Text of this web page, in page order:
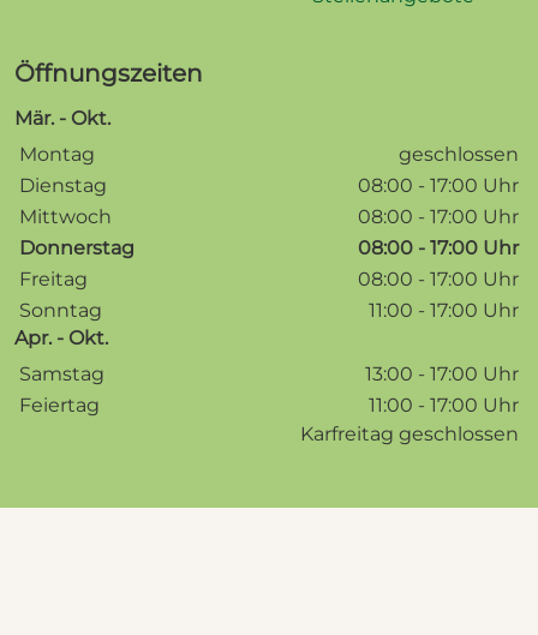
Öffnungszeiten
Mär. - Okt.
Wochentage / Monate
Öffnungszeiten / Hinweise
Montag
geschlossen
Dienstag
08:00 - 17:00 Uhr
Mittwoch
08:00 - 17:00 Uhr
Donnerstag
08:00 - 17:00 Uhr
Freitag
08:00 - 17:00 Uhr
Sonntag
11:00 - 17:00 Uhr
Apr. - Okt.
Wochentage / Monate
Öffnungszeiten / Hinweise
Samstag
13:00 - 17:00 Uhr
Feiertag
11:00 - 17:00 Uhr
Karfreitag geschlossen